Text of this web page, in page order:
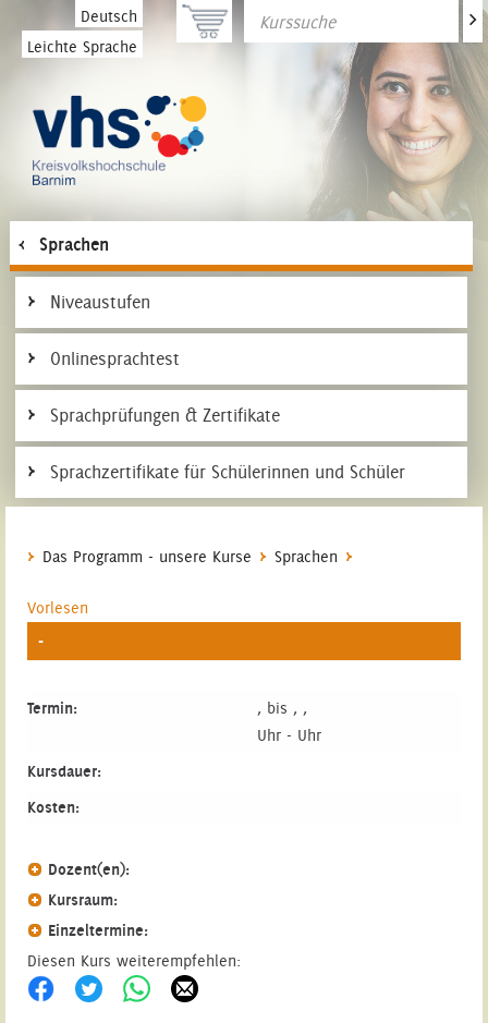
Deutsch
Leichte Sprache
>
Sprachen
Niveaustufen
Onlinesprachtest
Sprachprüfungen & Zertifikate
Sprachzertifikate für Schülerinnen und Schüler
Das Programm - unsere Kurse Sprachen
Vorlesen
-
Termin:
, bis , ,
Uhr - Uhr
Kursdauer:
Kosten:
Dozent(en):
Kursraum:
Einzeltermine:
Diesen Kurs weiterempfehlen: